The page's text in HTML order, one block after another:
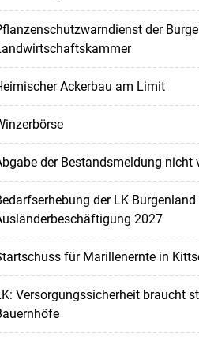
der
Ackerbau am Limit
der Bestandsmeldung nicht
der LK Burgenland
2027
für Marillenernte in
Versorgungssicherheit braucht